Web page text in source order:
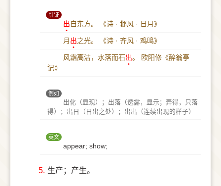
引证
出自东方。 《诗 · 邶风 · 日月》
月 出之光。 《诗 · 齐风 · 鸡鸣》
风霜高洁，水落而石出。
欧阳修《醉翁亭
记》
例如
出化（显现）；出落（透露，显示；弄得，只落
得）；出日（日出之处）；出出（连续出现的样子）
英文
appear; show;
5. 生产；产生。